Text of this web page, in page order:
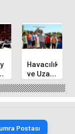
Havacılık
ve Uzay
Yaz
Kursu
Başladı
Postası